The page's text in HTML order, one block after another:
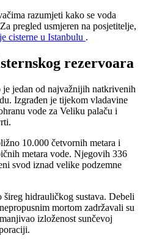
razumjeti kako se voda
pregled usmjeren na posjetitelje,
cisterne u Istanbulu .
rezervoara
jedan od najvažnijih natkrivenih
Izgrađen je tijekom vladavine
vode za Veliku palaču i
10.000 četvornih metara i
metara vode. Njegovih 336
svod iznad velike podzemne
hidrauličkog sustava. Debeli
mortom zadržavali su
izloženost sunčevoj